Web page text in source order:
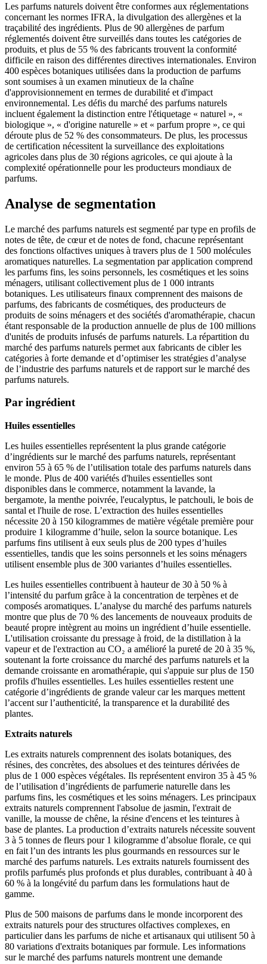
Les parfums naturels doivent être conformes aux réglementations
concernant les normes IFRA, la divulgation des allergènes et la
traçabilité des ingrédients. Plus de 90 allergènes de parfum
réglementés doivent être surveillés dans toutes les catégories de
produits, et plus de 55 % des fabricants trouvent la conformité
difficile en raison des différentes directives internationales. Environ
400 espèces botaniques utilisées dans la production de parfums
sont soumises à un examen minutieux de la chaîne
d'approvisionnement en termes de durabilité et d'impact
environnemental. Les défis du marché des parfums naturels
incluent également la distinction entre l'étiquetage « naturel », «
biologique », « d'origine naturelle » et « parfum propre », ce qui
déroute plus de 52 % des consommateurs. De plus, les processus
de certification nécessitent la surveillance des exploitations
agricoles dans plus de 30 régions agricoles, ce qui ajoute à la
complexité opérationnelle pour les producteurs mondiaux de
parfums.
Analyse de segmentation
Le marché des parfums naturels est segmenté par type en profils de
notes de tête, de cœur et de notes de fond, chacune représentant
des fonctions olfactives uniques à travers plus de 1 500 molécules
aromatiques naturelles. La segmentation par application comprend
les parfums fins, les soins personnels, les cosmétiques et les soins
ménagers, utilisant collectivement plus de 1 000 intrants
botaniques. Les utilisateurs finaux comprennent des maisons de
parfums, des fabricants de cosmétiques, des producteurs de
produits de soins ménagers et des sociétés d'aromathérapie, chacun
étant responsable de la production annuelle de plus de 100 millions
d'unités de produits infusés de parfums naturels. La répartition du
marché des parfums naturels permet aux fabricants de cibler les
catégories à forte demande et d’optimiser les stratégies d’analyse
de l’industrie des parfums naturels et de rapport sur le marché des
parfums naturels.
Par ingrédient
Huiles essentielles
Les huiles essentielles représentent la plus grande catégorie
d’ingrédients sur le marché des parfums naturels, représentant
environ 55 à 65 % de l’utilisation totale des parfums naturels dans
le monde. Plus de 400 variétés d'huiles essentielles sont
disponibles dans le commerce, notamment la lavande, la
bergamote, la menthe poivrée, l'eucalyptus, le patchouli, le bois de
santal et l'huile de rose. L’extraction des huiles essentielles
nécessite 20 à 150 kilogrammes de matière végétale première pour
produire 1 kilogramme d’huile, selon la source botanique. Les
parfums fins utilisent à eux seuls plus de 200 types d’huiles
essentielles, tandis que les soins personnels et les soins ménagers
utilisent ensemble plus de 300 variantes d’huiles essentielles.
Les huiles essentielles contribuent à hauteur de 30 à 50 % à
l’intensité du parfum grâce à la concentration de terpènes et de
composés aromatiques. L’analyse du marché des parfums naturels
montre que plus de 70 % des lancements de nouveaux produits de
beauté propre intègrent au moins un ingrédient d’huile essentielle.
L'utilisation croissante du pressage à froid, de la distillation à la
vapeur et de l'extraction au CO₂ a amélioré la pureté de 20 à 35 %,
soutenant la forte croissance du marché des parfums naturels et la
demande croissante en aromathérapie, qui s'appuie sur plus de 150
profils d'huiles essentielles. Les huiles essentielles restent une
catégorie d’ingrédients de grande valeur car les marques mettent
l’accent sur l’authenticité, la transparence et la durabilité des
plantes.
Extraits naturels
Les extraits naturels comprennent des isolats botaniques, des
résines, des concrètes, des absolues et des teintures dérivées de
plus de 1 000 espèces végétales. Ils représentent environ 35 à 45 %
de l’utilisation d’ingrédients de parfumerie naturelle dans les
parfums fins, les cosmétiques et les soins ménagers. Les principaux
extraits naturels comprennent l'absolue de jasmin, l'extrait de
vanille, la mousse de chêne, la résine d'encens et les teintures à
base de plantes. La production d’extraits naturels nécessite souvent
3 à 5 tonnes de fleurs pour 1 kilogramme d’absolue florale, ce qui
en fait l’un des intrants les plus gourmands en ressources sur le
marché des parfums naturels. Les extraits naturels fournissent des
profils parfumés plus profonds et plus durables, contribuant à 40 à
60 % à la longévité du parfum dans les formulations haut de
gamme.
Plus de 500 maisons de parfums dans le monde incorporent des
extraits naturels pour des structures olfactives complexes, en
particulier dans les parfums de niche et artisanaux qui utilisent 50 à
80 variations d'extraits botaniques par formule. Les informations
sur le marché des parfums naturels montrent une demande